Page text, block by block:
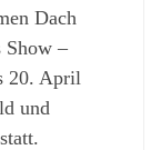
Dach
Show –
20. April
und